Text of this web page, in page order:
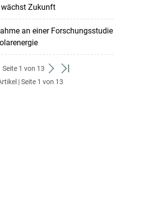
wächst Zukunft
an einer Forschungsstudie
Seite 1 von 13
weiter
zum
zum
| Seite 1 von 13